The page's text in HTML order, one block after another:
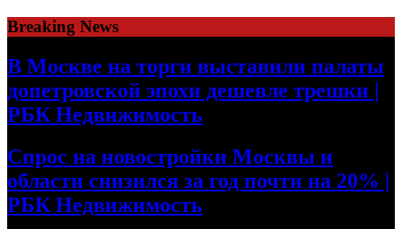
Skip
to
content
Breaking News
В Москве на торги выставили палаты
допетровской эпохи дешевле трешки |
РБК Недвижимость
Спрос на новостройки Москвы и
области снизился за год почти на 20% |
РБК Недвижимость